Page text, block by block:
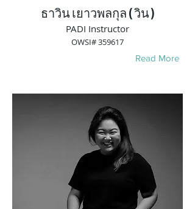
ธาวิน เยาวพลกุล ( วิน )
PADI Instructor
OWSI# 359617
Read More